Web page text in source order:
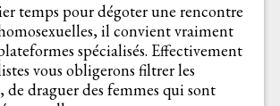
temps pour dégoter une rencontre
il convient vraiment
spécialisés. Effectivement
vous obligerons filtrer les
de draguer des femmes qui sont